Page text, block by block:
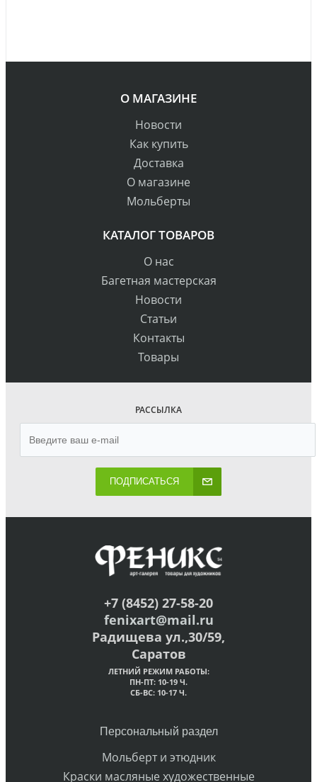
О МАГАЗИНЕ
Новости
Как купить
Доставка
О магазине
Мольберты
КАТАЛОГ ТОВАРОВ
О нас
Багетная мастерская
Новости
Статьи
Контакты
Товары
РАССЫЛКА
ПОДПИСАТЬСЯ
+7 (8452) 27-58-20
fenixart@mail.ru
Радищева ул.,30/59,
Саратов
ЛЕТНИЙ РЕЖИМ РАБОТЫ:
ПН-ПТ: 10-19 Ч.
СБ-ВС: 10-17 Ч.
Персональный раздел
Мольберт и этюдник
Краски масляные художественные